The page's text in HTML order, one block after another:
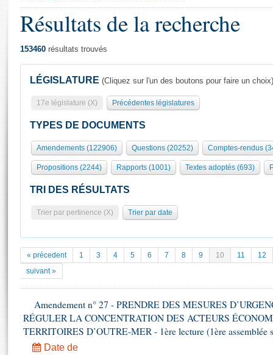
Présidence
577 députés
Groupes politiques
Séance publique
Commissions et autres organes
Europe et International
Pétitions
Documents parlementaires
Projets de loi
Propositions de loi
Amendements
Textes adoptés
Général
Rôle et pouvoirs de l'Assemblée
Organisation de l'Assemblée
Présidence Conférence des Présidents Bureau Collège des
Statistiques et chiffres clés
Documents de référence
( Constitution | Règlement de l'Assemblée ... )
Histoire
Juniors
Anciennes législatures
Visiter l'Assemblée
Visite virtuelle du palais Bourbon
Assister à une séance
La Bibliothèque
Les archives
Photos libres de droit
Résultats de la recherche
153460 résultats trouvés
LÉGISLATURE (Cliquez sur l'un des boutons pour faire un choix)
17e législature (X) Précédentes législatures
TYPES DE DOCUMENTS
Amendements (122906) Questions (20252) Comptes-rendus
Propositions (2244) Rapports (1001) Textes adoptés (693)
TRI DES RÉSULTATS
Trier par pertinence (X) Trier par date
« précedent 1 3 4 5 6 7 8 9 10 11
12
suivant »
Amendement n° 27 - PRENDRE DES MESURES
RÉGULER LA CONCENTRATION DES ACTEURS
TERRITOIRES D’OUTRE-MER - 1ère lecture (1ère assemblée
Date de